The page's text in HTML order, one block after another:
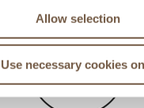
Allow selection
Use necessary cookies